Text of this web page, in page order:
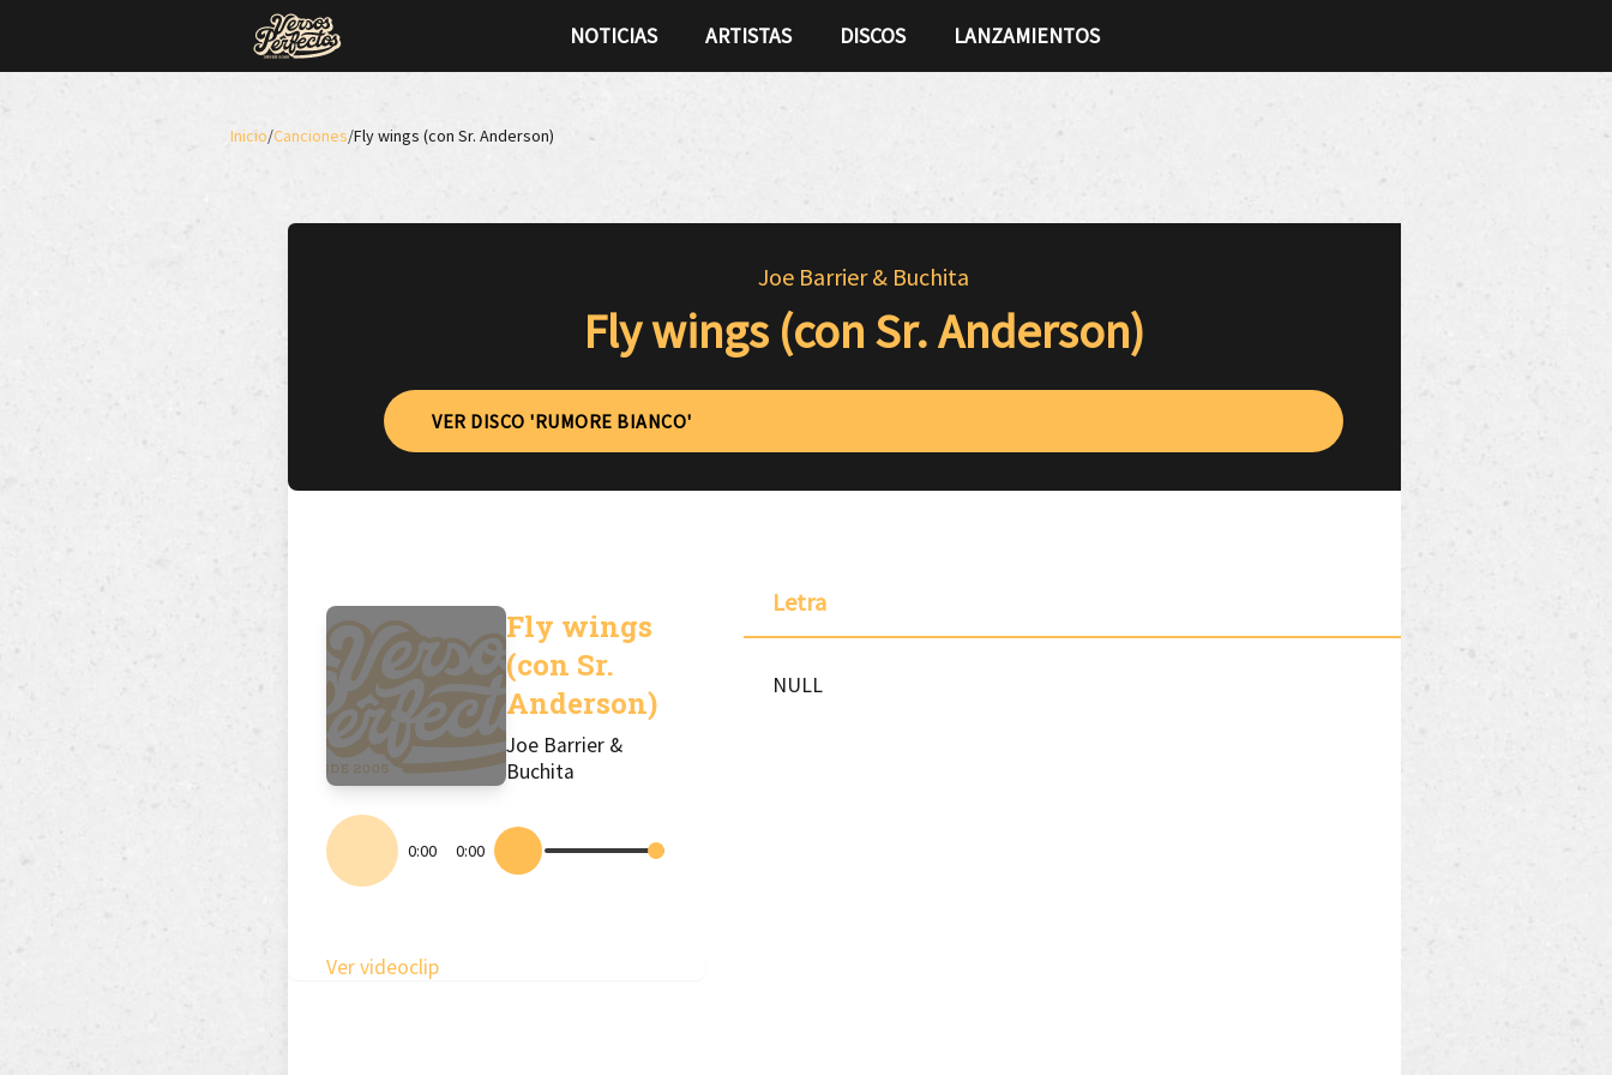
NOTICIAS ARTISTAS DISCOS LANZAMIENTOS
Inicio/Canciones/Fly wings (con Sr. Anderson)
Joe Barrier & Buchita
Fly wings (con Sr. Anderson)
VER DISCO 'RUMORE BIANCO'
Fly wings
(con Sr.
Anderson)
Joe Barrier &
Buchita
0:00 0:00
Ver videoclip
Letra
NULL